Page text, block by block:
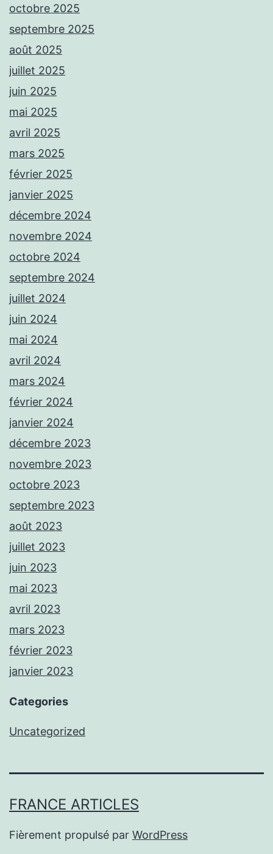
octobre 2025
septembre 2025
août 2025
juillet 2025
juin 2025
mai 2025
avril 2025
mars 2025
février 2025
janvier 2025
décembre 2024
novembre 2024
octobre 2024
septembre 2024
juillet 2024
juin 2024
mai 2024
avril 2024
mars 2024
février 2024
janvier 2024
décembre 2023
novembre 2023
octobre 2023
septembre 2023
août 2023
juillet 2023
juin 2023
mai 2023
avril 2023
mars 2023
février 2023
janvier 2023
Categories
Uncategorized
FRANCE ARTICLES
Fièrement propulsé par WordPress